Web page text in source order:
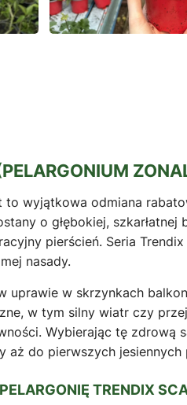
to wyjątkowa odmiana
o głębokiej,
pierścień. Seria
nasady.
uprawie w skrzynkach
w tym silny wiatr czy
Wybierając tę
aż do pierwszych jesiennych
TRENDIX